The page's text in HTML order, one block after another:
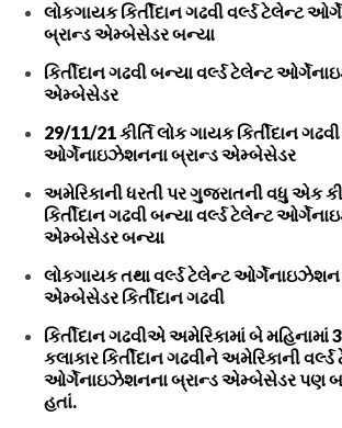
લોકગાયક કિર્તીદાન ગઢવી વર્લ્ડ ટેલેન્ટ
બ્રાન્ડ એમ્બેસેડર બન્યા
કિર્તીદાન ગઢવી બન્યા વર્લ્ડ ટેલેન્ટ
એમ્બેસેડર
29/11/21 કીર્તિ લોક ગાયક કિર્તીદાન
ઓર્ગેનાઇઝેશનના બ્રાન્ડ એમ્બેસેડર
અમેરિકાની ધરતી પર ગુજરાતની વધુ એક
કિર્તીદાન ગઢવી બન્યા વર્લ્ડ ટેલેન્ટ
એમ્બેસેડર બન્યા
લોકગાયક તથા વર્લ્ડ ટેલેન્ટ ઓર્ગેનાઇઝેશન
એમ્બેસેડર કિર્તીદાન ગઢવી
કિર્તીદાન ગઢવીએ અમેરિકામાં બે મહિનામાં
કલાકાર કિર્તીદાન ગઢવીને અમેરિકાની
ઓર્ગેનાઇઝેશનના બ્રાન્ડ એમ્બેસેડર પણ
હતાં.